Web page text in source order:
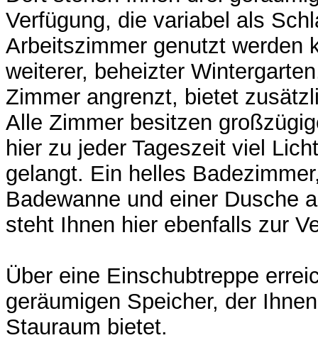
Verfügung, die variabel als
Arbeitszimmer genutzt werden
weiterer, beheizter
Zimmer angrenzt, bietet
Alle Zimmer besitzen
hier zu jeder Tageszeit viel
gelangt. Ein helles
Badewanne und einer Dusche
steht Ihnen hier ebenfalls zur
Über eine Einschubtreppe
geräumigen Speicher, der
Stauraum bietet.